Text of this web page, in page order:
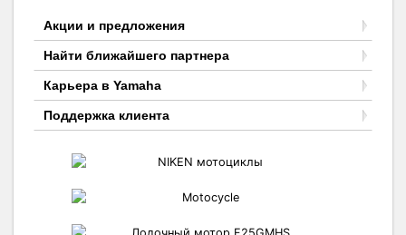
Акции и предложения
Найти ближайшего партнера
Карьера в Yamaha
Поддержка клиента